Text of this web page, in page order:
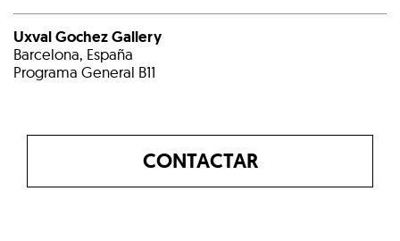
Uxval Gochez Gallery
Barcelona, España
Programa General B11
CONTACTAR